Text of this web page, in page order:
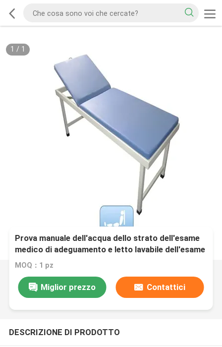
1 / 1
Prova manuale dell'acqua dello strato dell'esame
medico di adeguamento e letto lavabile dell'esame
del materasso
MOQ：1 pz
Miglior prezzo Contattici
DESCRIZIONE DI PRODOTTO